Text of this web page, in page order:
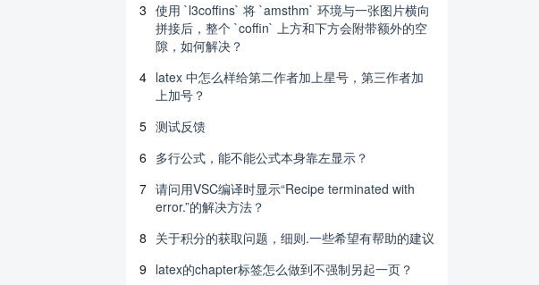
3 使用 `l3coffins` 将 `amsthm` 环境与一张图片横向
拼接后，整个 `coffin` 上方和下方会附带额外的空
隙，如何解决？
4 latex 中怎么样给第二作者加上星号，第三作者加
上加号？
5 测试反馈
6 多行公式，能不能公式本身靠左显示？
7 请问用VSC编译时显示“Recipe terminated with
error.”的解决方法？
8 关于积分的获取问题，细则.一些希望有帮助的建议
9 latex的chapter标签怎么做到不强制另起一页？